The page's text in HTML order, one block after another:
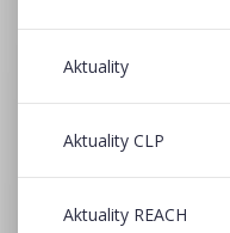
Aktuality
Aktuality CLP
Aktuality REACH